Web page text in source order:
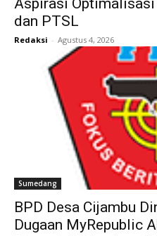
Aspirasi Optimalisasi
dan PTSL
Redaksi - Agustus 4, 2026
Sumedang
BPD Desa Cijambu
Dugaan MyRepublic